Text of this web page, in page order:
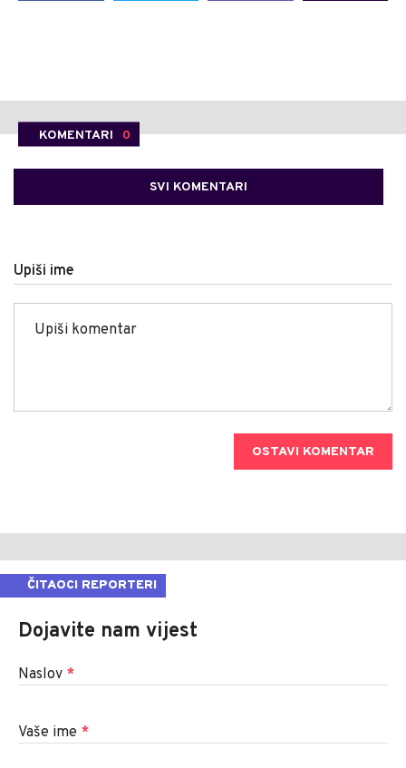
KOMENTARI 0
SVI KOMENTARI
Upiši ime
OSTAVI KOMENTAR
ČITAOCI REPORTERI
Dojavite nam vijest
Naslov *
Vaše ime *